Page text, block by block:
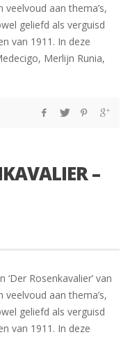
veelvoud aan thema’s,
geliefd als verguisd
van 1911. In deze
Merlijn Runia,
–
Rosenkavalier’ van
veelvoud aan thema’s,
geliefd als verguisd
van 1911. In deze